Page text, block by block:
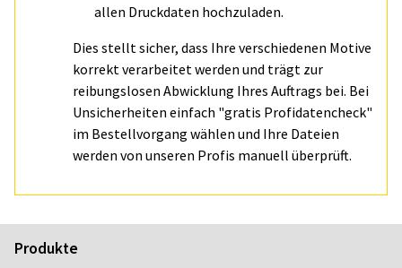
allen Druckdaten hochzuladen.
Dies stellt sicher, dass Ihre verschiedenen Motive
korrekt verarbeitet werden und trägt zur
reibungslosen Abwicklung Ihres Auftrags bei. Bei
Unsicherheiten einfach "gratis Profidatencheck"
im Bestellvorgang wählen und Ihre Dateien
werden von unseren Profis manuell überprüft.
Produkte